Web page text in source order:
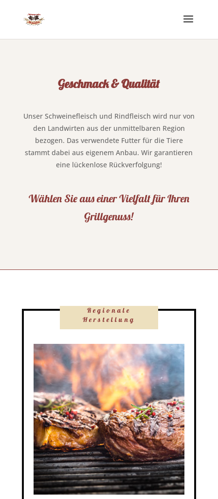
Geschmack & Qualität
Unser Schweinefleisch und Rindfleisch wird nur von
den Landwirten aus der unmittelbaren Region
bezogen. Das verwendete Futter für die Tiere
stammt dabei aus eigenem Anbau. Wir garantieren
eine lückenlose Rückverfolgung!
Wählen Sie aus einer Vielfalt für Ihren
Grillgenuss!
Regionale
Herstellung